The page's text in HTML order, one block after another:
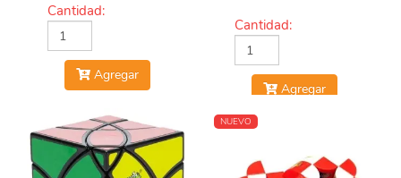
Cantidad:
Agregar
Cantidad:
Agregar
NUEVO